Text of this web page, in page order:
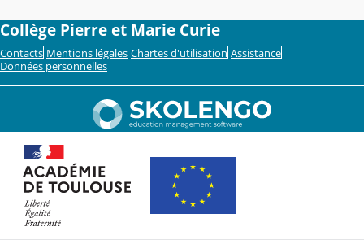
Collège Pierre et Marie Curie
Contacts Mentions légales Chartes d'utilisation Assistance
Données personnelles